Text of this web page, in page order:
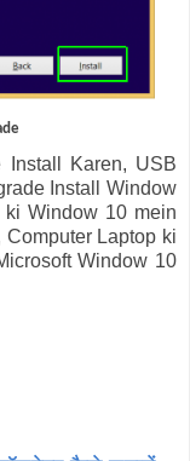
Karen, USB
Install Window
Window 10 mein
Computer Laptop ki
Window 10